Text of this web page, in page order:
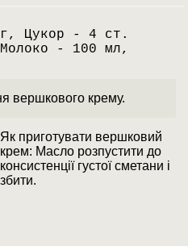
г, Цукор - 4 ст.
- 100 мл,
вершкового крему.
Як приготувати вершковий
крем: Масло розпустити до
консистенції густої сметани і
збити.